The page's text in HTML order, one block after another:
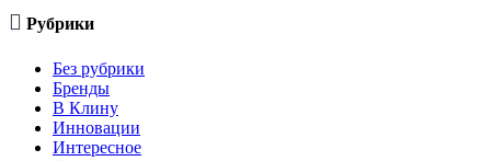
 Рубрики
Без рубрики
Бренды
В Клину
Инновации
Интересное